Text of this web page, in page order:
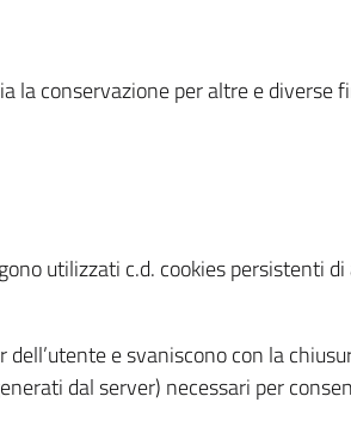
la conservazione per altre e diverse
utilizzati c.d. cookies persistenti
e svaniscono con la
dal server) necessari per